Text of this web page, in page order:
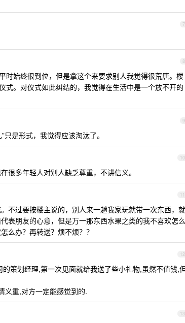
7
8
时始终很到位，但是拿这个来要求别人我觉得很荒唐。楼
式。对仪式如此纠结的，我觉得在生活中是一个放不开的
9
只是形式，我觉得应该淘汰了。
10
很多年轻人对别人缺乏尊重，不讲信义。
11
不过要按楼主说的，别人来一趟我家玩就带一次东西，就
表朋友的心意，但是万一那东西水果之类的我不喜欢怎么
么办？再转送？烦不烦？？
12
策划经理,第一次见面就给我送了些小礼物,虽然不值钱,
义重,对方一定能感觉到的.
13